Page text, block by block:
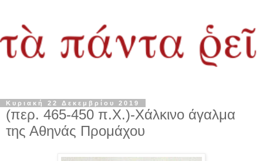
Κυριακή 22 Δεκεμβρίου 2019
(περ. 465-450 π.Χ.)-Χάλκινο άγαλμα
της Αθηνάς Προμάχου